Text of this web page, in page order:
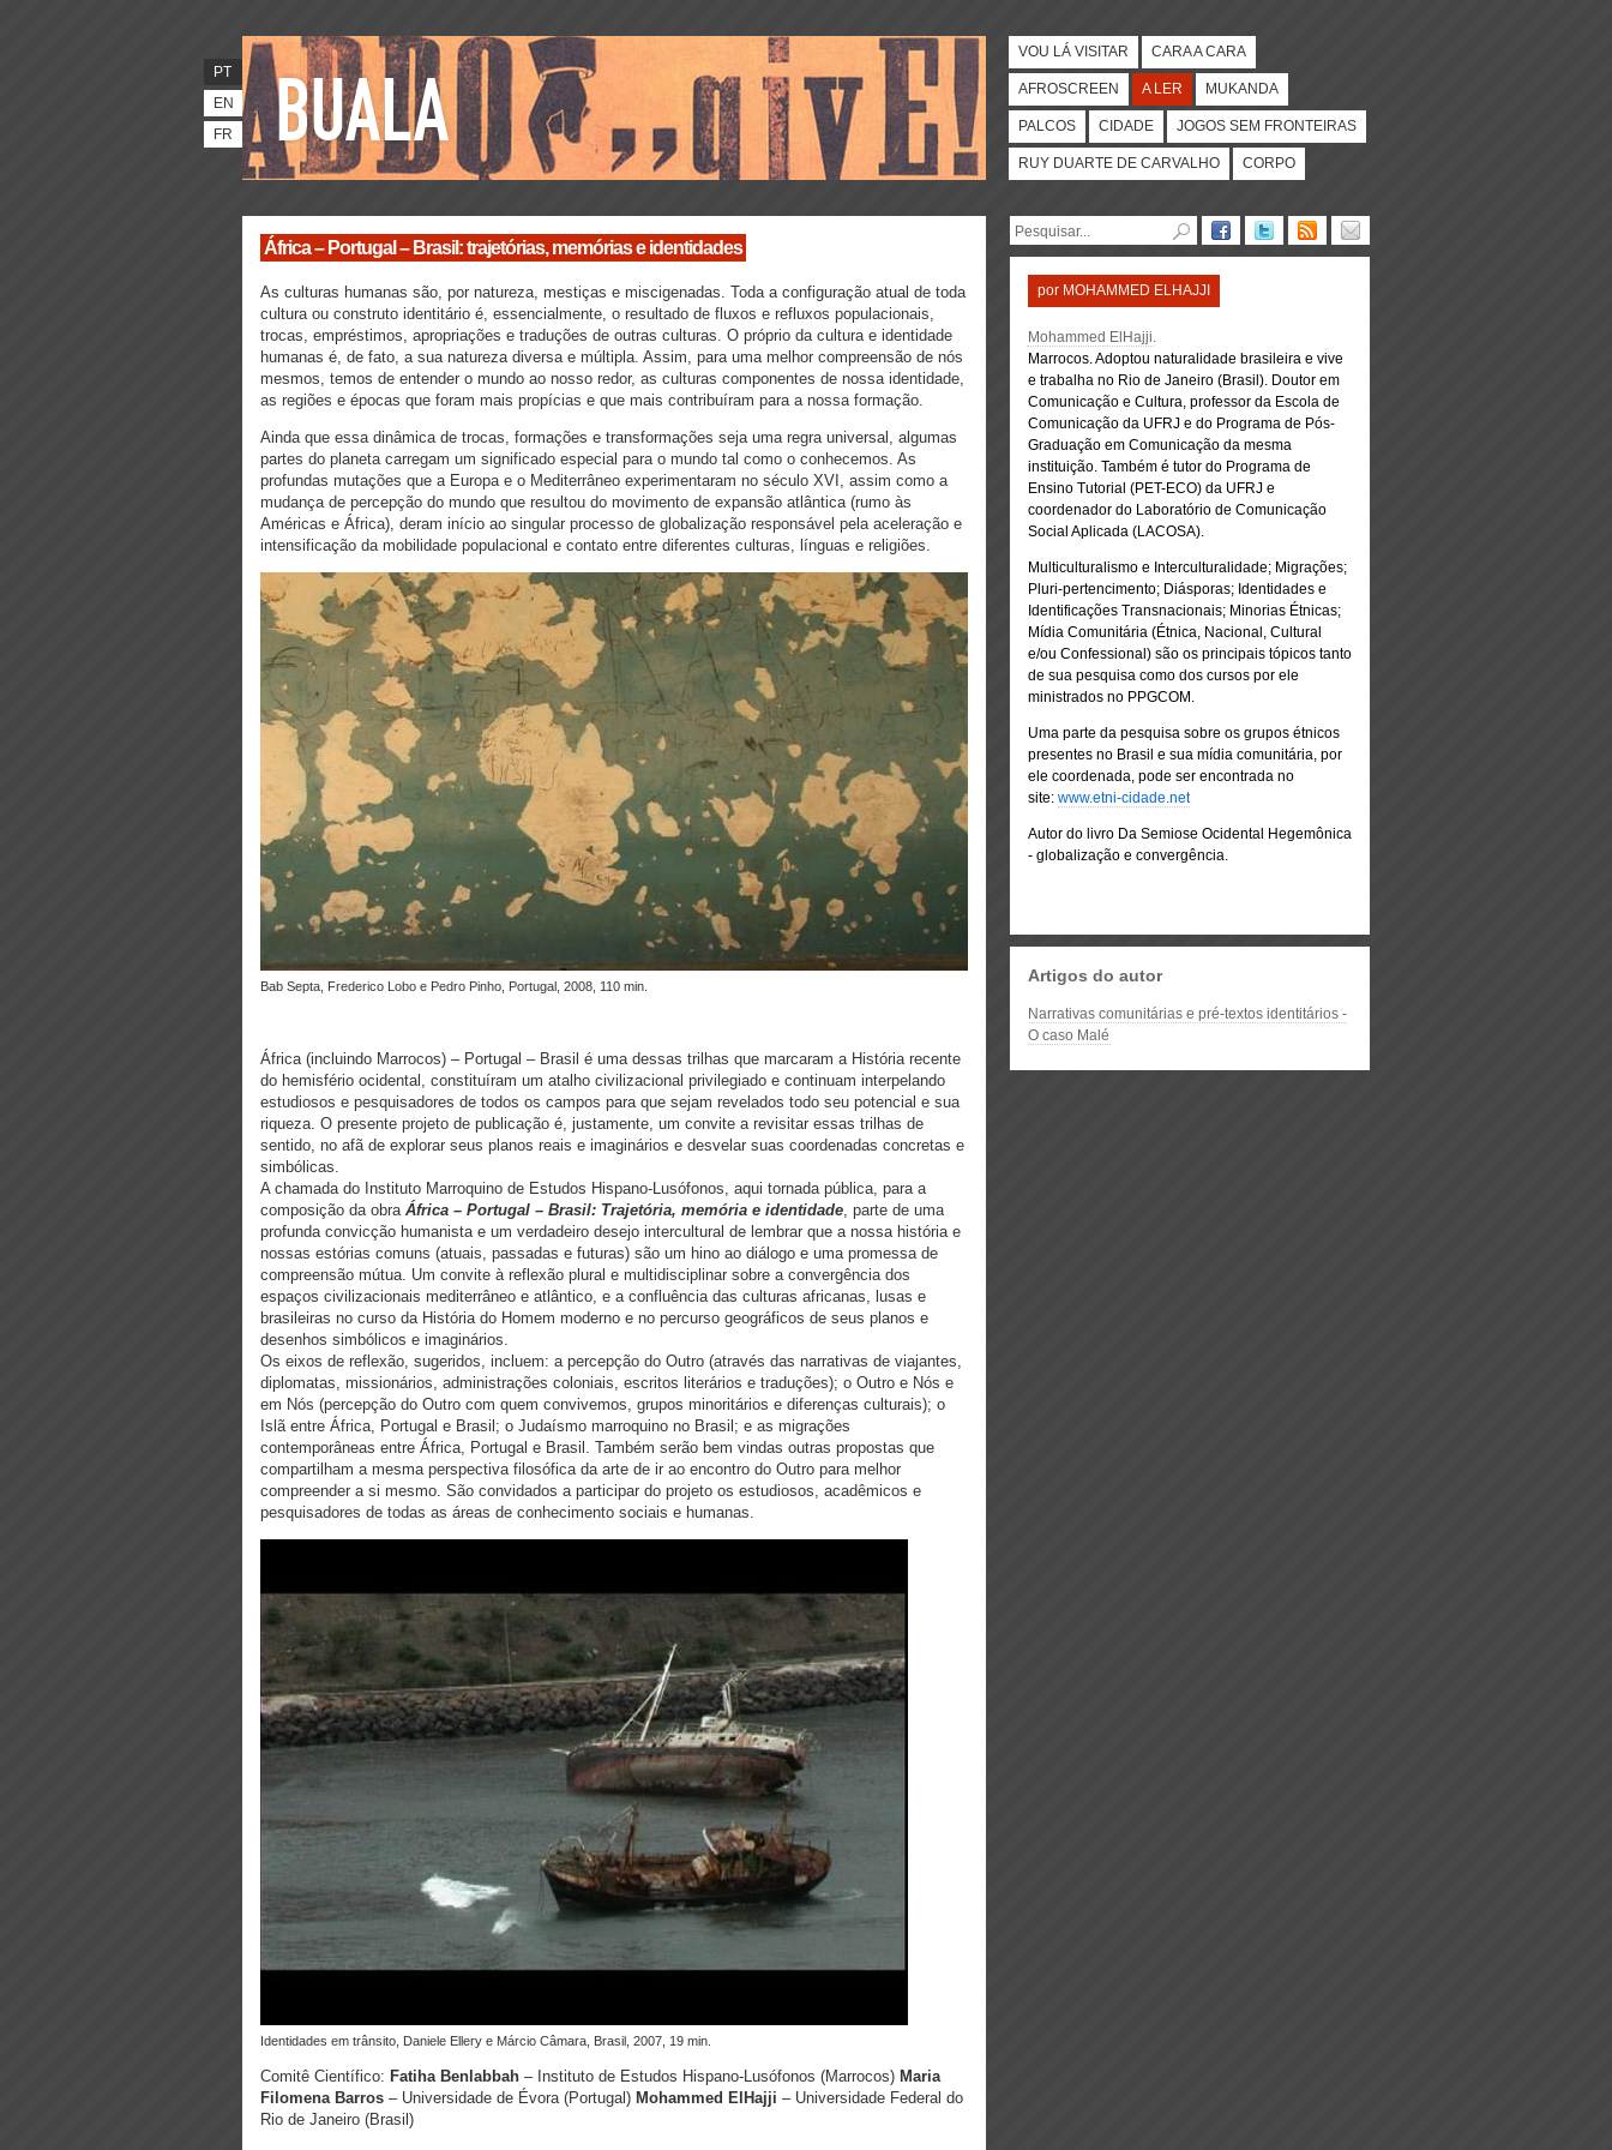
PT
EN
FR
VOU LÁ VISITAR CARA A CARA
AFROSCREEN A LER MUKANDA
PALCOS CIDADE JOGOS SEM FRONTEIRAS
RUY DUARTE DE CARVALHO CORPO
África – Portugal – Brasil: trajetórias, memórias e identidades
As culturas humanas são, por natureza, mestiças e miscigenadas. Toda a configuração atual de toda
cultura ou construto identitário é, essencialmente, o resultado de fluxos e refluxos populacionais,
trocas, empréstimos, apropriações e traduções de outras culturas. O próprio da cultura e identidade
humanas é, de fato, a sua natureza diversa e múltipla. Assim, para uma melhor compreensão de nós
mesmos, temos de entender o mundo ao nosso redor, as culturas componentes de nossa identidade,
as regiões e épocas que foram mais propícias e que mais contribuíram para a nossa formação.
Ainda que essa dinâmica de trocas, formações e transformações seja uma regra universal, algumas
partes do planeta carregam um significado especial para o mundo tal como o conhecemos. As
profundas mutações que a Europa e o Mediterrâneo experimentaram no século XVI, assim como a
mudança de percepção do mundo que resultou do movimento de expansão atlântica (rumo às
Américas e África), deram início ao singular processo de globalização responsável pela aceleração e
intensificação da mobilidade populacional e contato entre diferentes culturas, línguas e religiões.
Bab Septa, Frederico Lobo e Pedro Pinho, Portugal, 2008, 110 min.
África (incluindo Marrocos) – Portugal – Brasil é uma dessas trilhas que marcaram a História recente
do hemisfério ocidental, constituíram um atalho civilizacional privilegiado e continuam interpelando
estudiosos e pesquisadores de todos os campos para que sejam revelados todo seu potencial e sua
riqueza. O presente projeto de publicação é, justamente, um convite a revisitar essas trilhas de
sentido, no afã de explorar seus planos reais e imaginários e desvelar suas coordenadas concretas e
simbólicas.
A chamada do Instituto Marroquino de Estudos Hispano-Lusófonos, aqui tornada pública, para a
composição da obra África – Portugal – Brasil: Trajetória, memória e identidade, parte de uma
profunda convicção humanista e um verdadeiro desejo intercultural de lembrar que a nossa história e
nossas estórias comuns (atuais, passadas e futuras) são um hino ao diálogo e uma promessa de
compreensão mútua. Um convite à reflexão plural e multidisciplinar sobre a convergência dos
espaços civilizacionais mediterrâneo e atlântico, e a confluência das culturas africanas, lusas e
brasileiras no curso da História do Homem moderno e no percurso geográficos de seus planos e
desenhos simbólicos e imaginários.
Os eixos de reflexão, sugeridos, incluem: a percepção do Outro (através das narrativas de viajantes,
diplomatas, missionários, administrações coloniais, escritos literários e traduções); o Outro e Nós e
em Nós (percepção do Outro com quem convivemos, grupos minoritários e diferenças culturais); o
Islã entre África, Portugal e Brasil; o Judaísmo marroquino no Brasil; e as migrações
contemporâneas entre África, Portugal e Brasil. Também serão bem vindas outras propostas que
compartilham a mesma perspectiva filosófica da arte de ir ao encontro do Outro para melhor
compreender a si mesmo. São convidados a participar do projeto os estudiosos, acadêmicos e
pesquisadores de todas as áreas de conhecimento sociais e humanas.
Identidades em trânsito, Daniele Ellery e Márcio Câmara, Brasil, 2007, 19 min.
Comitê Científico: Fatiha Benlabbah – Instituto de Estudos Hispano-Lusófonos (Marrocos) Maria
Filomena Barros – Universidade de Évora (Portugal) Mohammed ElHajji – Universidade Federal do
Rio de Janeiro (Brasil)
por MOHAMMED ELHAJJI
Mohammed ElHajji.
Marrocos. Adoptou naturalidade brasileira e vive
e trabalha no Rio de Janeiro (Brasil). Doutor em
Comunicação e Cultura, professor da Escola de
Comunicação da UFRJ e do Programa de Pós-
Graduação em Comunicação da mesma
instituição. Também é tutor do Programa de
Ensino Tutorial (PET-ECO) da UFRJ e
coordenador do Laboratório de Comunicação
Social Aplicada (LACOSA).
Multiculturalismo e Interculturalidade; Migrações;
Pluri-pertencimento; Diásporas; Identidades e
Identificações Transnacionais; Minorias Étnicas;
Mídia Comunitária (Étnica, Nacional, Cultural
e/ou Confessional) são os principais tópicos tanto
de sua pesquisa como dos cursos por ele
ministrados no PPGCOM.
Uma parte da pesquisa sobre os grupos étnicos
presentes no Brasil e sua mídia comunitária, por
ele coordenada, pode ser encontrada no
site: www.etni-cidade.net
Autor do livro Da Semiose Ocidental Hegemônica
- globalização e convergência.
Artigos do autor
Narrativas comunitárias e pré-textos identitários -
O caso Malé